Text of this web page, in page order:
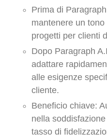
Prima di
mantenere un
progetti per clienti
Dopo Paragraph
adattare
alle esigenze
cliente.
Beneficio chiave:
nella
tasso di